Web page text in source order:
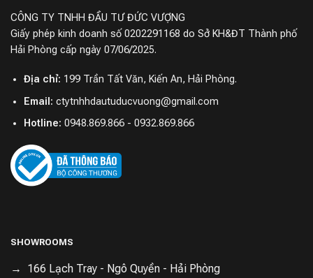
CÔNG TY TNHH ĐẦU TƯ ĐỨC VƯỢNG
Giấy phép kinh doanh số 0202291168 do Sở KH&ĐT Thành phố
Hải Phòng cấp ngày 07/06/2025.
Địa chỉ: 199 Trần Tất Văn, Kiến An, Hải Phòng.
Email: ctytnhhdautuducvuong@gmail.com
Hotline: 0948.869.866 - 0932.869.866
SHOWROOMS
166 Lạch Tray - Ngô Quyền - Hải Phòng